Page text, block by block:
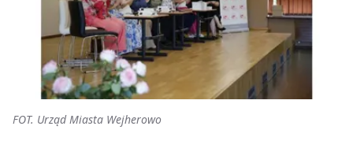
FOT. Urząd Miasta Wejherowo